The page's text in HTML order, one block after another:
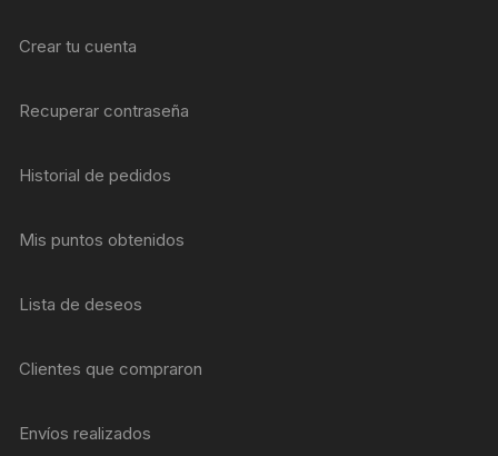
Crear tu cuenta
Recuperar contraseña
Historial de pedidos
Mis puntos obtenidos
Lista de deseos
Clientes que compraron
Envíos realizados